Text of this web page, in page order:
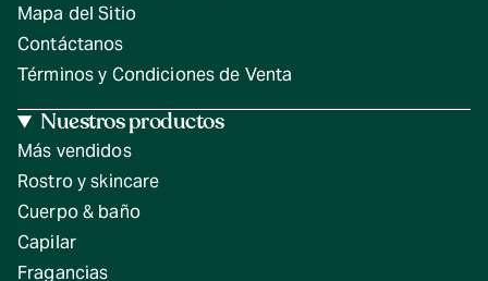
Mapa del Sitio
Contáctanos
Términos y Condiciones de Venta
Nuestros productos
Más vendidos
Rostro y skincare
Cuerpo & baño
Capilar
Fragancias